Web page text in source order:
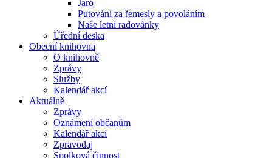
Jaro
Putování za řemesly a povoláním
Naše letní radovánky
Úřední deska
Obecní knihovna
O knihovně
Zprávy
Služby
Kalendář akcí
Aktuálně
Zprávy
Oznámení občanům
Kalendář akcí
Zpravodaj
Spolková činnost